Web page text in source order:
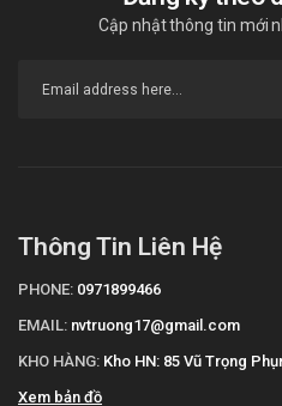
Cập nhật thông tin mới
Thông Tin Liên Hệ
PHONE: 0971899466
EMAIL: nvtruong17@gmail.com
KHO HÀNG: Kho HN: 85 Vũ Trọng
Xem bản đồ